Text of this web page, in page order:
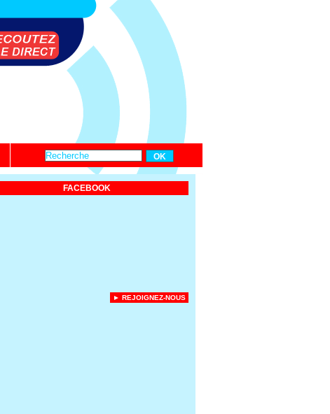
FACEBOOK
► REJOIGNEZ-NOUS